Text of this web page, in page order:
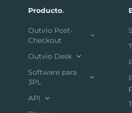
Producto.
Outvio Post-
Checkout
Outvio Desk
Software para
3PL
API